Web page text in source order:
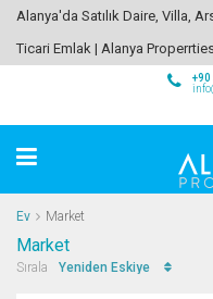
Alanya'da Satılık Daire, Villa,
Ticari Emlak | Alanya
Ev Market
Market
Sırala Yeniden Eskiye